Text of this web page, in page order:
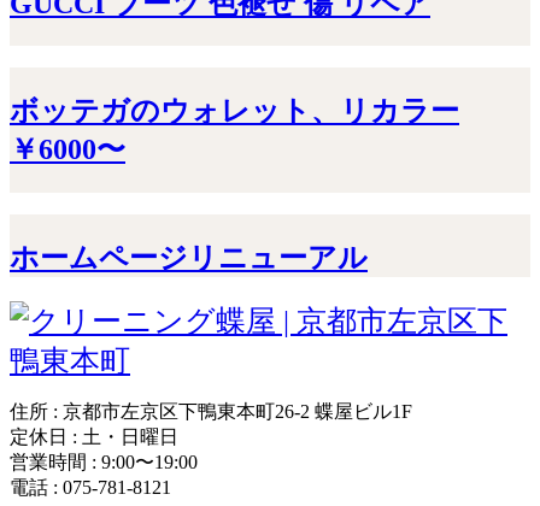
ボッテガのウォレット、リカラー
￥6000〜
ホームページリニューアル
住所 : 京都市左京区下鴨東本町26-2 蝶屋ビル1F
定休日 : 土・日曜日
営業時間 : 9:00〜19:00
電話 : 075-781-8121